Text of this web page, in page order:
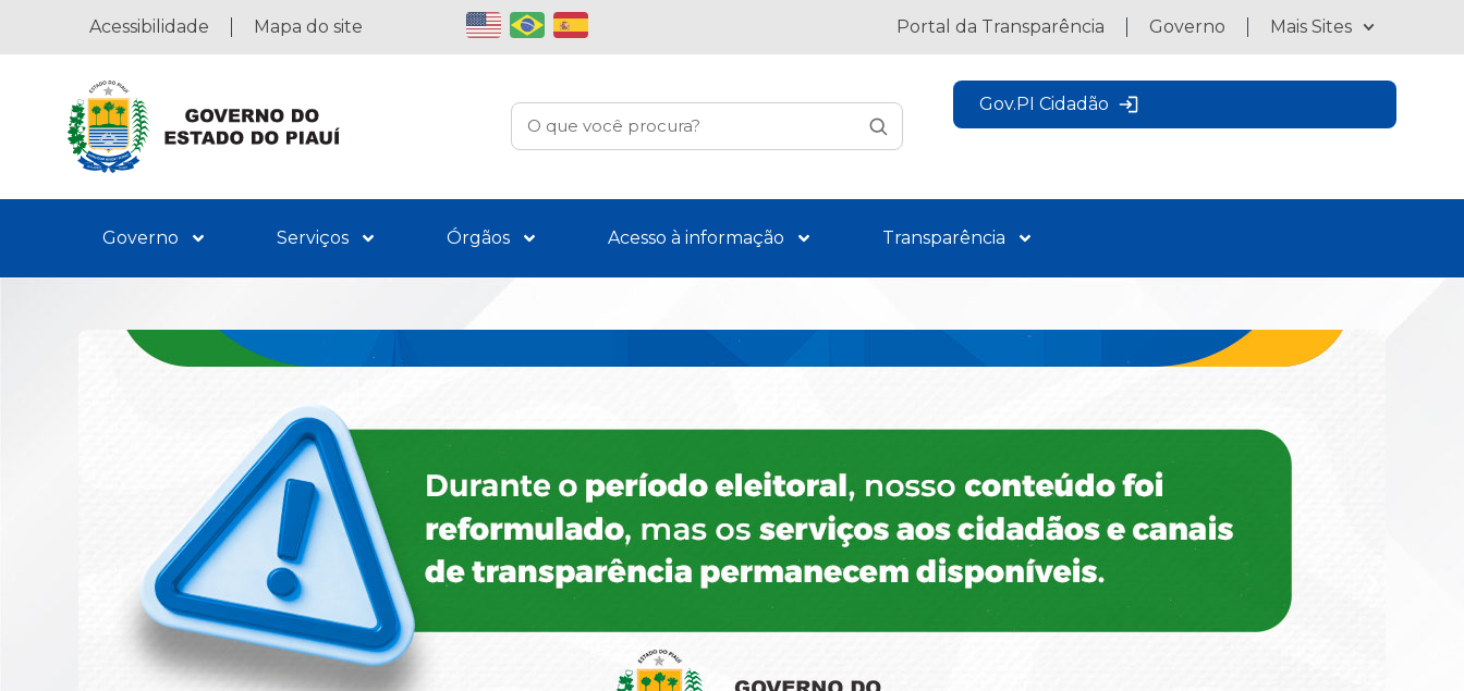
Acessibilidade Mapa do site Portal da Transparência Governo Mais Sites
Gov.PI Cidadão
Governo Serviços Órgãos Acesso à informação Transparência